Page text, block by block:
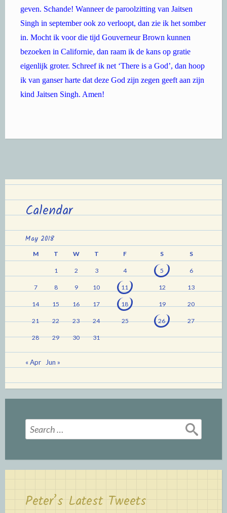
geven. Schande! Wanneer de paroolzitting van Jaitsen
Singh in september ook zo verloopt, dan zie ik het somber
in. Mocht ik voor die tijd Gouverneur Brown kunnen
bezoeken in Californie, dan raam ik de kans op gratie
eigenlijk groter. Schreef ik net ‘There is a God’, dan hoop
ik van ganser harte dat deze God zijn zegen geeft aan zijn
kind Jaitsen Singh. Amen!
Calendar
May 2018
M T W T F S S
1 2 3 4 5 6
7 8 9 10 11 12 13
14 15 16 17 18 19 20
21 22 23 24 25 26 27
28 29 30 31
« Apr Jun »
Search
for:
Peter’s Latest Tweets